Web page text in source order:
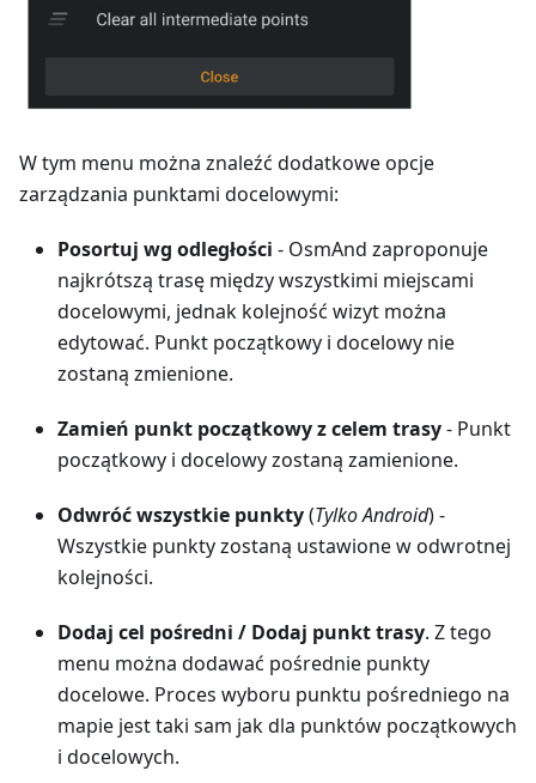
W tym menu można znaleźć dodatkowe opcje
zarządzania punktami docelowymi:
Posortuj wg odległości - OsmAnd zaproponuje
najkrótszą trasę między wszystkimi miejscami
docelowymi, jednak kolejność wizyt można
edytować. Punkt początkowy i docelowy nie
zostaną zmienione.
Zamień punkt początkowy z celem trasy- Punkt
początkowy i docelowy zostaną zamienione.
Odwróć wszystkie punkty(Tylko Android) -
Wszystkie punkty zostaną ustawione w odwrotnej
kolejności.
Dodaj cel pośredni / Dodaj punkt trasy. Z tego
menu można dodawać pośrednie punkty
docelowe. Proces wyboru punktu pośredniego na
mapie jest taki sam jak dla punktów początkowych
i docelowych.